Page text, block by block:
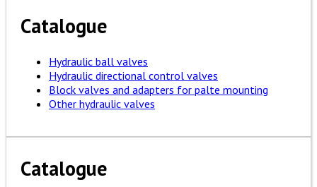
Catalogue
Hydraulic ball valves
Hydraulic directional control valves
Block valves and adapters for palte mounting
Other hydraulic valves
Catalogue